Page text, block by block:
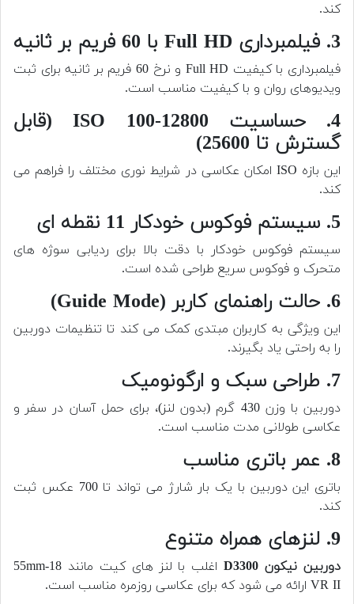
کند.
3. فیلمبرداری Full HD با 60 فریم بر ثانیه
فیلمبرداری با کیفیت Full HD و نرخ 60 فریم بر ثانیه برای ثبت
ویدیوهای روان و با کیفیت مناسب است.
4. حساسیت ISO 100-12800 (قابل
گسترش تا 25600)
این بازه ISO امکان عکاسی در شرایط نوری مختلف را فراهم می
کند.
5. سیستم فوکوس خودکار 11 نقطه ای
سیستم فوکوس خودکار با دقت بالا برای ردیابی سوژه های
متحرک و فوکوس سریع طراحی شده است.
6. حالت راهنمای کاربر (Guide Mode)
این ویژگی به کاربران مبتدی کمک می کند تا تنظیمات دوربین
را به راحتی یاد بگیرند.
7. طراحی سبک و ارگونومیک
دوربین با وزن 430 گرم (بدون لنز)، برای حمل آسان در سفر و
عکاسی طولانی مدت مناسب است.
8. عمر باتری مناسب
باتری این دوربین با یک بار شارژ می تواند تا 700 عکس ثبت
کند.
9. لنزهای همراه متنوع
دوربین نیکون D3300
اغلب با لنز های کیت مانند 18-55mm
VR II ارائه می شود که برای عکاسی روزمره مناسب است.